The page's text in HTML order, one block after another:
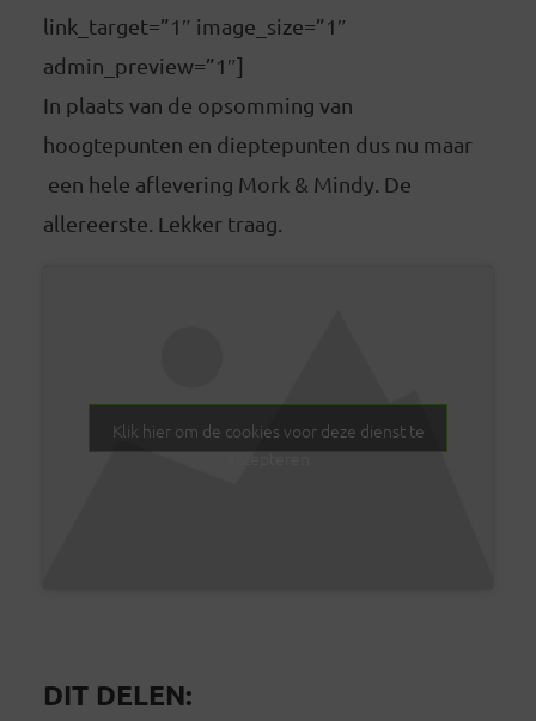
link_target=”1″ image_size=”1″
admin_preview=”1″]
In plaats van de opsomming van
hoogtepunten en dieptepunten dus nu maar
een hele aflevering Mork & Mindy. De
allereerste. Lekker traag.
Klik hier om de cookies voor deze dienst te
accepteren
DIT DELEN: